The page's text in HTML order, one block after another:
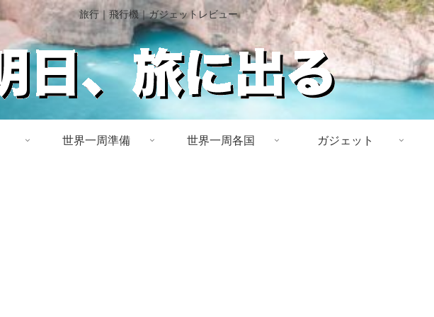
旅行｜飛行機｜ガジェットレビュー
世界一周準備 世界一周各国 ガジェット